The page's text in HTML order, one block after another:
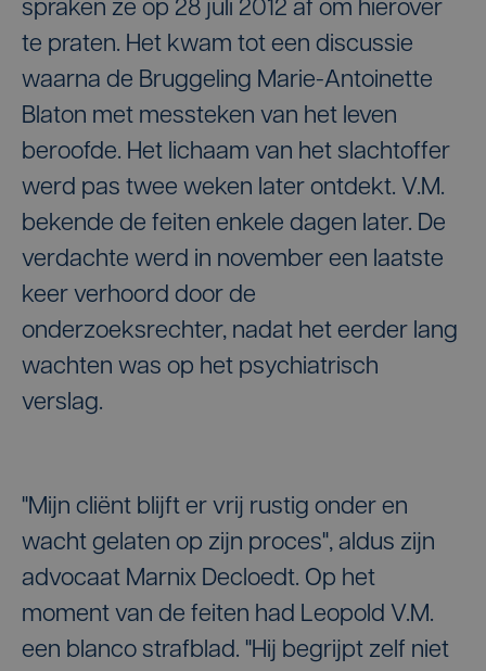
spraken ze op 28 juli 2012 af om hierover
te praten. Het kwam tot een discussie
waarna de Bruggeling Marie-Antoinette
Blaton met messteken van het leven
beroofde. Het lichaam van het slachtoffer
werd pas twee weken later ontdekt. V.M.
bekende de feiten enkele dagen later. De
verdachte werd in november een laatste
keer verhoord door de
onderzoeksrechter, nadat het eerder lang
wachten was op het psychiatrisch
verslag.
"Mijn cliënt blijft er vrij rustig onder en
wacht gelaten op zijn proces", aldus zijn
advocaat Marnix Decloedt. Op het
moment van de feiten had Leopold V.M.
een blanco strafblad. "Hij begrijpt zelf niet